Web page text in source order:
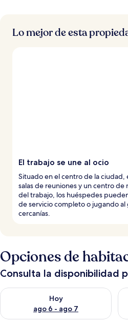
Lo mejor de esta
El trabajo se une al ocio
Situado en el centro de la
salas de reuniones y un centro de
del trabajo, los huéspedes
de servicio completo o jugando al
cercanías.
Opciones de
Consulta la disponibilidad
Hoy
ago 6 - ago 7
Consulta la disponibilidad para